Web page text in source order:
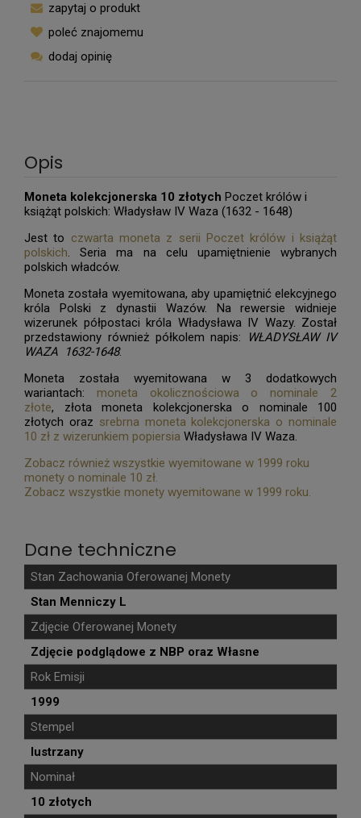
zapytaj o produkt
poleć znajomemu
dodaj opinię
Opis
Moneta kolekcjonerska 10 złotych Poczet królów i
książąt polskich: Władysław IV Waza (1632 - 1648)
Jest to czwarta moneta z serii Poczet królów i książąt
polskich. Seria ma na celu upamiętnienie wybranych
polskich władców.
Moneta została wyemitowana, aby upamiętnić elekcyjnego
króla Polski z dynastii Wazów. Na rewersie widnieje
wizerunek półpostaci króla Władysława IV Wazy. Został
przedstawiony również półkolem napis:
WŁADYSŁAW IV
WAZA 1632-1648.
Moneta została wyemitowana w 3 dodatkowych
wariantach: moneta okolicznościowa o nominale 2
złote, złota moneta kolekcjonerska o nominale 100
złotych oraz srebrna moneta kolekcjonerska o nominale
10 zł z wizerunkiem popiersia Władysława IV Waza.
Zobacz również wszystkie wyemitowane w 1999 roku
monety o nominale 10 zł.
Zobacz wszystkie monety wyemitowane w 1999 roku.
Dane techniczne
Stan Zachowania Oferowanej Monety
Stan Menniczy L
Zdjęcie Oferowanej Monety
Zdjęcie podglądowe z NBP oraz Własne
Rok Emisji
1999
Stempel
lustrzany
Nominał
10 złotych